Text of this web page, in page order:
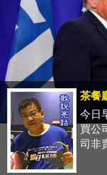
茶餐
今日
買公
司非